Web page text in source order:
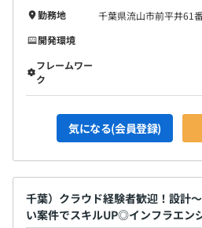
勤務地
千葉県流山市前平井61
開発環境
フレームワー
ク
気になる(会員登録)
千葉）クラウド経験者歓迎！設計
い案件でスキルUP◎インフラエン